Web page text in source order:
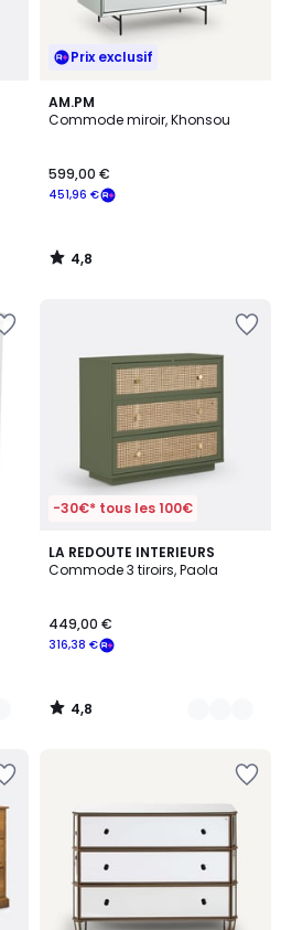
Prix exclusif
AM.PM
Commode miroir, Khonsou
451,96 €
599,00 €
4,8
/ 5
4,8
/
-30€* tous les 100€
LA REDOUTE INTERIEURS
Commode 3 tiroirs, Paola
316,38 €
449,00 €
4,8
/ 5
2
Couleurs
4,8
/